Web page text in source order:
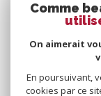
Comme
On aimerait
En poursuivant,
cookies par ce